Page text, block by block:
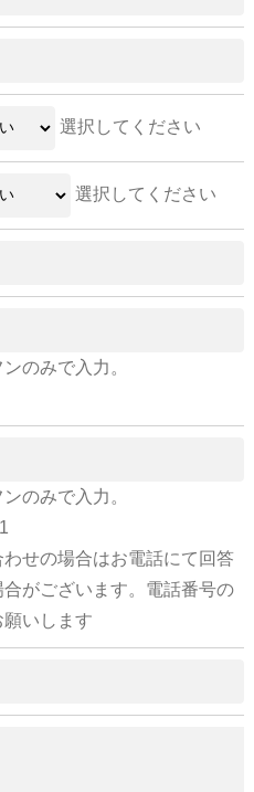
選択してください
選択してください
のみで入力。
のみで入力。
せの場合はお電話にて回答
がございます。電話番号の
いします